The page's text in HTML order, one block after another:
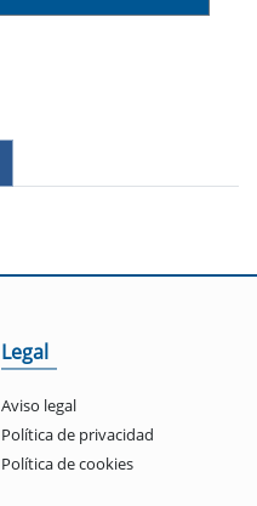
Legal
Aviso legal
Política de privacidad
Política de cookies